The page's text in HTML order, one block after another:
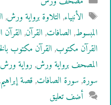
الوسوم
الأنبياء,التلاوة برواية ورش,
المبسوط,الصافات,القرآن,القرآن
القرآن مكتوب,القرآن مكتوب
المصحف برواية ورش,رواية ورش
سورة,سورة الصافات,قصة إبراهيم
أضف تعليق